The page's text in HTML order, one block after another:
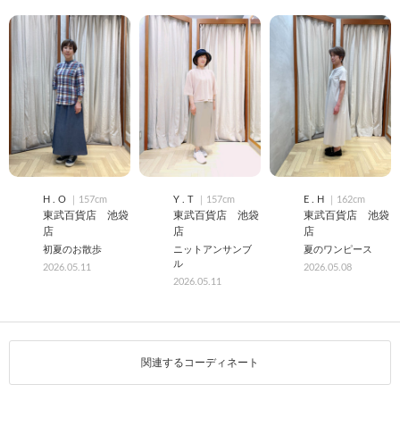
H . O ｜157cm
東武百貨店 池袋
店
初夏のお散歩
2026.05.11
Y . T ｜157cm
東武百貨店 池袋
店
ニットアンサンブ
ル
2026.05.11
E . H ｜162cm
東武百貨店 池袋
店
夏のワンピース
2026.05.08
関連するコーディネート